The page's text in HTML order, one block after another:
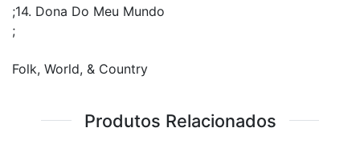
;14. Dona Do Meu Mundo
;
Folk, World, & Country
Produtos Relacionados